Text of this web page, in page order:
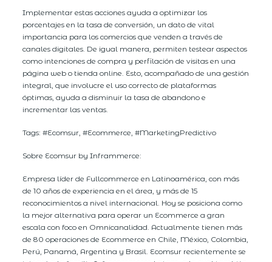
Implementar estas acciones ayuda a optimizar los
porcentajes en la tasa de conversión, un dato de vital
importancia para los comercios que venden a través de
canales digitales. De igual manera, permiten testear aspectos
como intenciones de compra y perfilación de visitas en una
página web o tienda online. Esto, acompañado de una gestión
integral, que involucre el uso correcto de plataformas
óptimas, ayuda a disminuir la tasa de abandono e
incrementar las ventas.
Tags: #Ecomsur, #Ecommerce, #MarketingPredictivo
Sobre Ecomsur by Inframmerce:
Empresa líder de Fullcommerce en Latinoamérica, con más
de 10 años de experiencia en el área, y más de 15
reconocimientos a nivel internacional. Hoy se posiciona como
la mejor alternativa para operar un Ecommerce a gran
escala con foco en Omnicanalidad. Actualmente tienen más
de 80 operaciones de Ecommerce en Chile, México, Colombia,
Perú, Panamá, Argentina y Brasil. Ecomsur recientemente se